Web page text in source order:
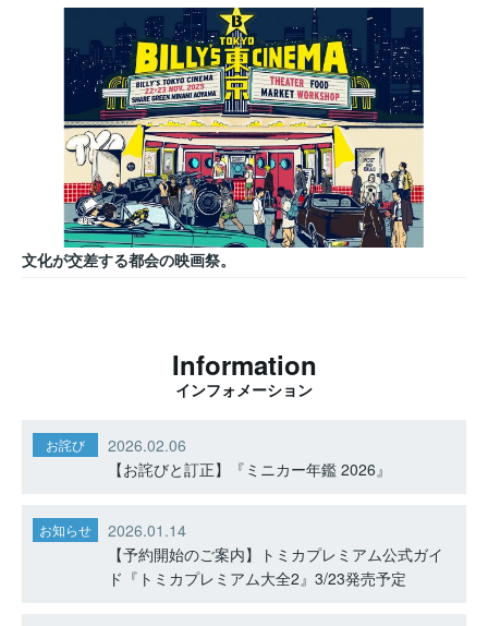
文化が交差する都会の映画祭。
Information
インフォメーション
お詫び
2026.02.06
【お詫びと訂正】『ミニカー年鑑 2026』
お知らせ
2026.01.14
【予約開始のご案内】トミカプレミアム公式ガイ
ド『トミカプレミアム大全2』3/23発売予定